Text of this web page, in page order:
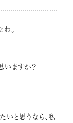
。
いますか？
いと思うなら、私